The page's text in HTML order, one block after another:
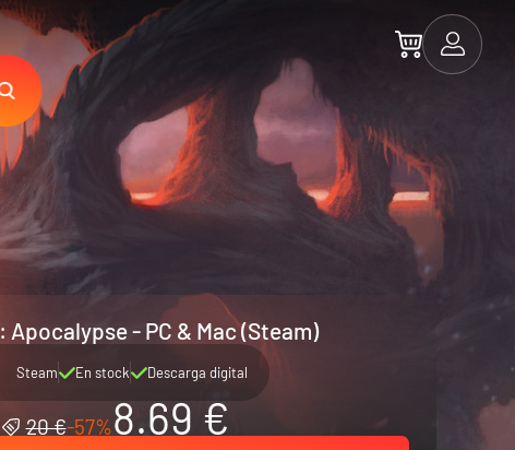
Apocalypse - PC & Mac (Steam)
Steam En stock Descarga digital
20 €-57%8.69 €